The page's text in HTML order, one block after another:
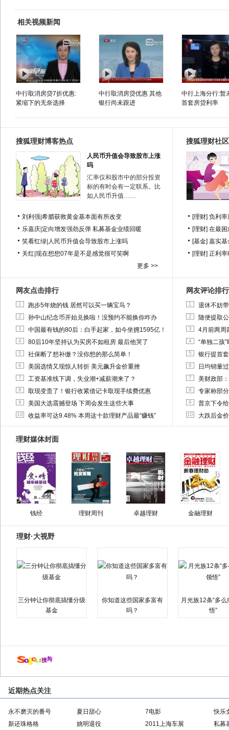
相关视频新闻
中行取消房贷7折优惠:
紧缩下的无奈选择
中行取消房贷优惠 其他
银行尚未跟进
中行上海分行:暂
首套房贷利率
搜狐理财博客热点
人民币升值会导致股市上涨
吗
汇率仅和股市中的部分投资
标的有时会有一定联系。比
如人民币升值……
刘利强 希腊获救黄金基本面有所改变
乐嘉庆 定向增发强劲反弹 私募基金业绩回暖
笑看红绿 人民币升值会导致股市上涨吗
关红 现在想想07年是不是感觉很可笑啊
更多 >>
搜狐理财社
[理财] 负利率
[理财] 在最困
[基金] 嘉实基
[理财] 正利率
网友点击排行
1 跑步5年烧的钱 居然可以买一辆宝马？
2 孙中山纪念币开始兑换啦！没预约不能换你咋办
3 中国最有钱的80后：白手起家，如今坐拥1595亿！
4 80后10年坚持认为买房不如租房 最后他哭了
5 社保断了想补缴？没你想的那么简单！
6 美国选情又现惊人转折 美元飙升金价重挫
7 工资基准线下调，失业潮+减薪潮来了？
8 取现变贵了！银行收紧借记卡取现手续费优惠
9 美国大选震撼登场 下周会发生这些大事
10 收益率可达9.48% 本周这十款理财产品最“赚钱”
网友评论排行
1 退休不妨
2 随便提取
3 4月前两周
4 “单独二孩
5 银行提首
6 日均销量
7 美财政部
8 专家称部
9 普京下令
10 大跌后金
理财媒体封面
钱经 理财周刊 卓越理财 金融理财
理财·大视野
三分钟让你彻底搞懂分级
基金
你知道这些国家多富有
吗？
月光族12条“多么
悟”
近期热点关注
永不磨灭的番号 夏日甜心 7电影
快乐
新还珠格格
姚明退役 2011上海车展
私募